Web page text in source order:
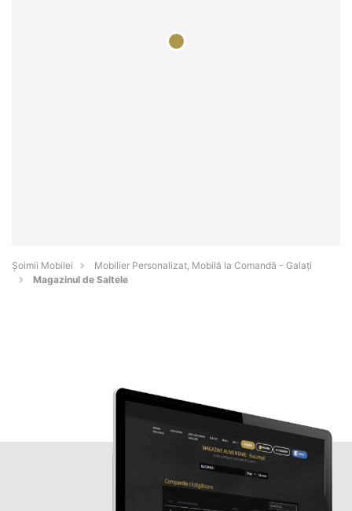
Șoimii Mobilei
Mobilier Personalizat, Mobilă la Comandă - Galaţi
Magazinul de Saltele